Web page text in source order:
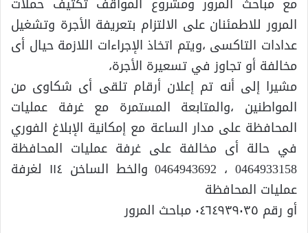
المرور للاطمئنان على الالتزام بتعريفة الأجرة وتشغيل
عدادات التاكسى ،ويتم اتخاذ الإجراءات اللازمة حيال أى
مخالفة أو تجاوز في تسعيرة الأجرة،
مشيرا إلى أنه تم إعلان أرقام تلقى أى شكاوى من
المواطنين ،والمتابعة المستمرة مع غرفة عمليات
المحافظة على مدار الساعة مع إمكانية الإبلاغ الفوري
في حالة أى مخالفة على غرفة عمليات المحافظة
0464933158 ، 0464943692 والخط الساخن ١١٤ لغرفة
عمليات المحافظة
أو رقم ٠٤٦٤٩٣٩٠٣٥ مباحث المرور